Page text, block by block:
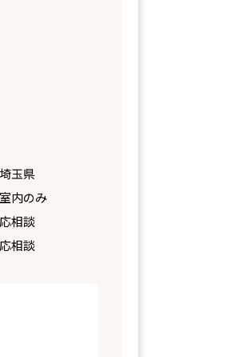
玉県
内のみ
相談
相談